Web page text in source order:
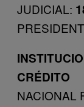
JUDICIAL:
CRÉDITO
NACIONAL